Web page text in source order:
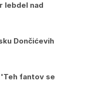
lebdel nad
Dončićevih
fantov se